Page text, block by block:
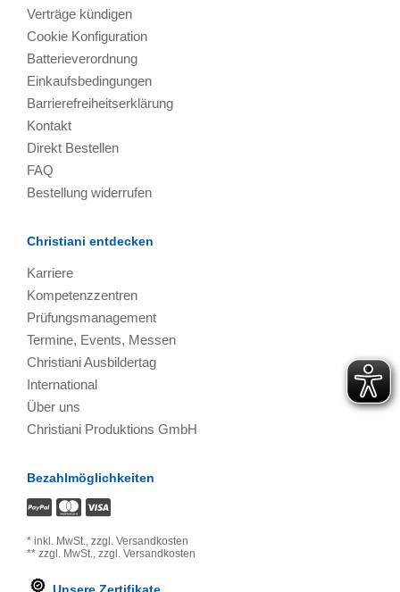
Verträge kündigen
Cookie Konfiguration
Batterieverordnung
Einkaufsbedingungen
Barrierefreiheitserklärung
Kontakt
Direkt Bestellen
FAQ
Bestellung widerrufen
Christiani entdecken
Karriere
Kompetenzzentren
Prüfungsmanagement
Termine, Events, Messen
Christiani Ausbildertag
International
Über uns
Christiani Produktions GmbH
Bezahlmöglichkeiten
* inkl. MwSt., zzgl. Versandkosten
** zzgl. MwSt., zzgl. Versandkosten